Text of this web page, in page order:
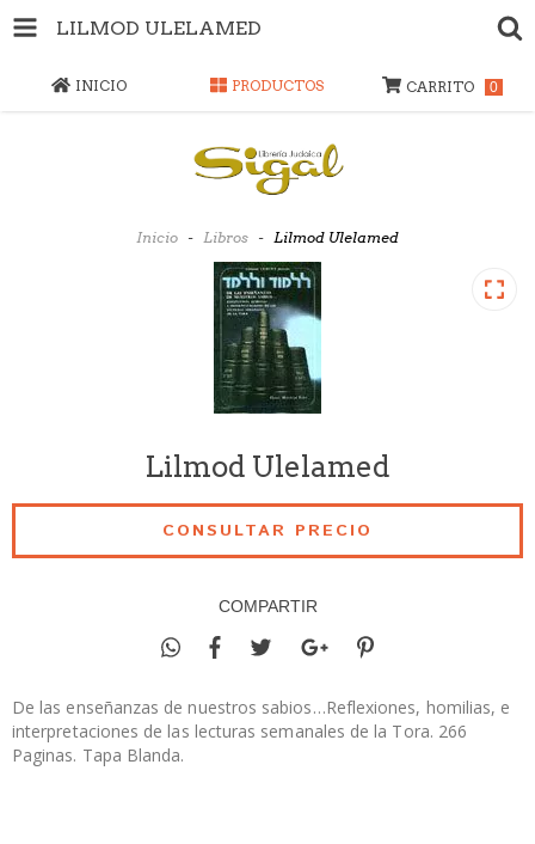
LILMOD ULELAMED
INICIO PRODUCTOS CARRITO 0
Inicio - Libros - Lilmod Ulelamed
Lilmod Ulelamed
COMPARTIR
De las enseñanzas de nuestros sabios…Reflexiones, homilias, e
interpretaciones de las lecturas semanales de la Tora. 266
Paginas. Tapa Blanda.